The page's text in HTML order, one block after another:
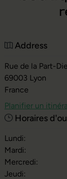
Address
Rue de la Part-
69003 Lyon
France
Planifier un
Horaires
Lundi:
Mardi:
Mercredi:
Jeudi: